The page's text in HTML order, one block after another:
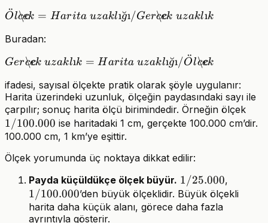
Ölçek =
uzaklığı
/
Gerçek\
uzaklık
O
¨lc
\c
ek = Harita uzaklıg
˘ı/Gerc
\c
ek uzaklık
Buradan:
Gerçek\
=
Harita\
uzaklığı
/ Ölçek
Gerc
\c
ek uzaklık = Harita uzaklıg
˘ı/O
¨lc
\c
ek
ifadesi, sayısal ölçekte pratik olarak şöyle uygulanır:
Harita üzerindeki uzunluk, ölçeğin paydasındaki sayı ile
çarpılır; sonuç harita ölçü birimindedir. Örneğin ölçek
1/100.000 ise haritadaki 1 cm, gerçekte 100.000 cm’dir.
100.000 cm, 1 km’ye eşittir.
Ölçek yorumunda üç noktaya dikkat edilir:
Payda küçüldükçe ölçek büyür. 1/25.000
1/25.000,
1/100.000’den büyük ölçeklidir. Büyük ölçekli
harita daha küçük alanı, görece daha fazla
ayrıntıyla gösterir.